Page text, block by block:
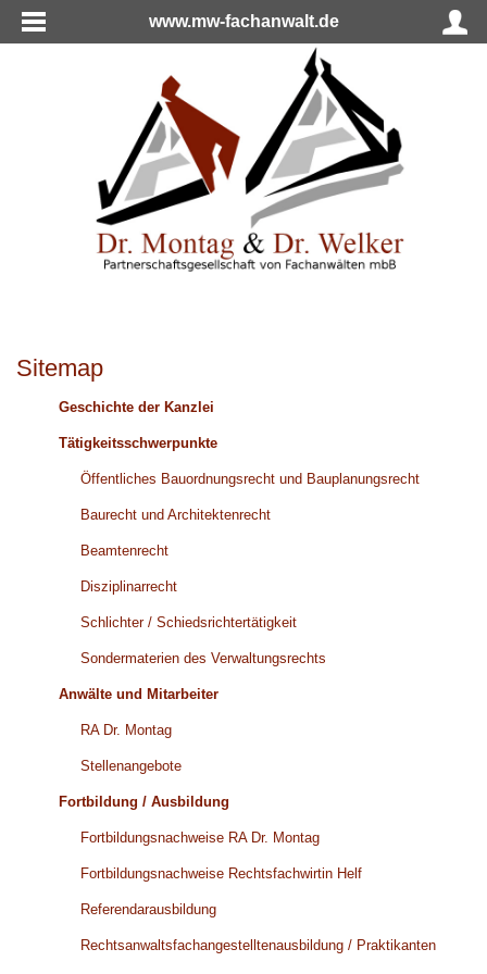
www.mw-fachanwalt.de
Sitemap
Geschichte der Kanzlei
Tätigkeitsschwerpunkte
Öffentliches Bauordnungsrecht und Bauplanungsrecht
Baurecht und Architektenrecht
Beamtenrecht
Disziplinarrecht
Schlichter / Schiedsrichtertätigkeit
Sondermaterien des Verwaltungsrechts
Anwälte und Mitarbeiter
RA Dr. Montag
Stellenangebote
Fortbildung / Ausbildung
Fortbildungsnachweise RA Dr. Montag
Fortbildungsnachweise Rechtsfachwirtin Helf
Referendarausbildung
Rechtsanwaltsfachangestelltenausbildung / Praktikanten